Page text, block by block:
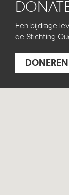
Een bijdrage
de Stichting
DONEREN